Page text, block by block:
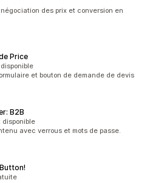
des prix et conversion en
Price
et bouton de demande de devis
B2B
disponible
avec verrous et mots de passe.